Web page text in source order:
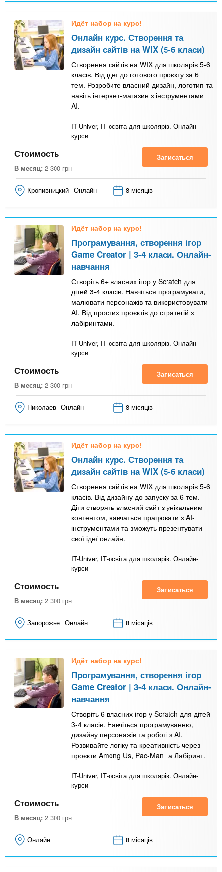
Идёт набор на курс!
Онлайн курс. Створення та
дизайн сайтів на WIX (5-6 класи)
Створення сайтів на WIX для школярів 5-6
класів. Від ідеї до готового проєкту за 6
тем. Розробите власний дизайн, логотип та
навіть інтернет-магазин з інструментами
AI.
IT-Univer, ІТ-освіта для школярів. Онлайн-
курси
Стоимость
В месяц: 2 300 грн
Записаться
Кропивницкий Онлайн 8 місяців
Идёт набор на курс!
Програмування, створення ігор
Game Creator | 3-4 класи. Онлайн-
навчання
Створіть 6+ власних ігор у Scratch для
дітей 3-4 класів. Навчіться програмувати,
малювати персонажів та використовувати
AI. Від простих проєктів до стратегій з
лабіринтами.
IT-Univer, ІТ-освіта для школярів. Онлайн-
курси
Стоимость
В месяц: 2 300 грн
Записаться
Николаев Онлайн 8 місяців
Идёт набор на курс!
Онлайн курс. Створення та
дизайн сайтів на WIX (5-6 класи)
Створення сайтів на WIX для школярів 5-6
класів. Від дизайну до запуску за 6 тем.
Діти створять власний сайт з унікальним
контентом, навчаться працювати з AI-
інструментами та зможуть презентувати
свої ідеї онлайн.
IT-Univer, ІТ-освіта для школярів. Онлайн-
курси
Стоимость
В месяц: 2 300 грн
Записаться
Запорожье Онлайн 8 місяців
Идёт набор на курс!
Програмування, створення ігор
Game Creator | 3-4 класи. Онлайн-
навчання
Створіть 6 власних ігор у Scratch для дітей
3-4 класів. Навчіться програмуванню,
дизайну персонажів та роботі з AI.
Розвивайте логіку та креативність через
проєкти Among Us, Pac-Man та Лабіринт.
IT-Univer, ІТ-освіта для школярів. Онлайн-
курси
Стоимость
В месяц: 2 300 грн
Записаться
Онлайн 8 місяців